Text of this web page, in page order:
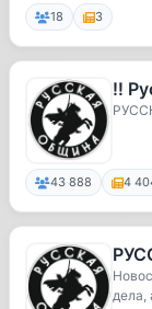
18 3
‼️
43 888 4
дела,